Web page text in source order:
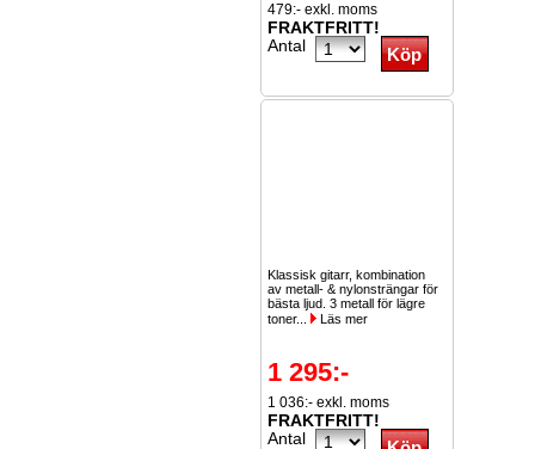
479:- exkl. moms
FRAKTFRITT!
Antal
Klassisk gitarr, kombination
av metall- & nylonsträngar för
bästa ljud. 3 metall för lägre
toner...
Läs mer
1 295:-
1 036:- exkl. moms
FRAKTFRITT!
Antal